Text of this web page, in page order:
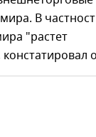
В
"растет